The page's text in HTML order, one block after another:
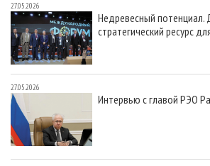
27.05.2026
Недревесный потенциал.
стратегический ресурс
27.05.2026
Интервью с главой РЭО